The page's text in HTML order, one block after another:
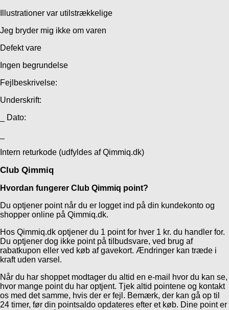
Illustrationer var utilstrækkelige
Jeg bryder mig ikke om varen
Defekt vare
Ingen begrundelse
Fejlbeskrivelse:
Underskrift:
_ Dato:
Intern returkode (udfyldes af Qimmiq.dk)
Club Qimmiq
Hvordan fungerer Club Qimmiq point?
Du optjener point når du er logget ind på din kundekonto og
shopper online på Qimmiq.dk.
Hos Qimmiq.dk optjener du 1 point for hver 1 kr. du handler for.
Du optjener dog ikke point på tilbudsvare, ved brug af
rabatkupon eller ved køb af gavekort. Ændringer kan træde i
kraft uden varsel.
Når du har shoppet modtager du altid en e-mail hvor du kan se,
hvor mange point du har optjent. Tjek altid pointene og kontakt
os med det samme, hvis der er fejl. Bemærk, der kan gå op til
24 timer, før din pointsaldo opdateres efter et køb. Dine point er